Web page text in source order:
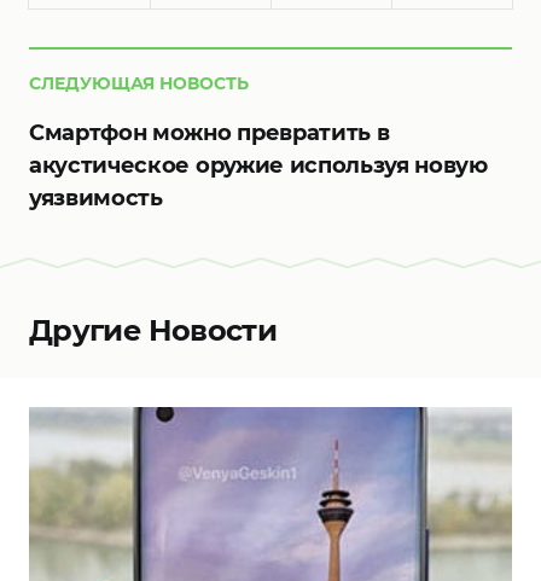
СЛЕДУЮЩАЯ НОВОСТЬ
Смартфон можно превратить в
акустическое оружие используя новую
уязвимость
Другие Новости